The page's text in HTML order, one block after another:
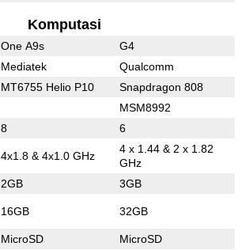
Komputasi
One A9s G4
Mediatek Qualcomm
MT6755 Helio P10 Snapdragon 808
MSM8992
8 6
4x1.8 & 4x1.0 GHz
4 x 1.44 & 2 x 1.82
GHz
2GB 3GB
16GB 32GB
MicroSD MicroSD